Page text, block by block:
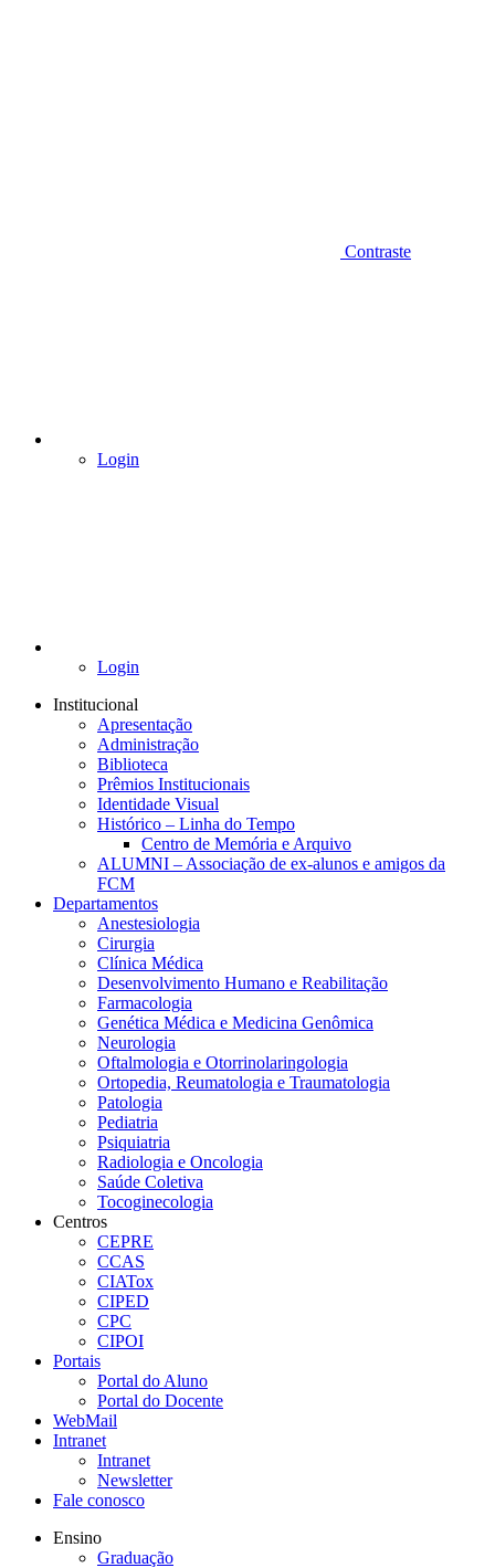
Contraste
Login
Login
Institucional
Apresentação
Administração
Biblioteca
Prêmios Institucionais
Identidade Visual
Histórico – Linha do Tempo
Centro de Memória e Arquivo
ALUMNI – Associação de ex-alunos e amigos da
FCM
Departamentos
Anestesiologia
Cirurgia
Clínica Médica
Desenvolvimento Humano e Reabilitação
Farmacologia
Genética Médica e Medicina Genômica
Neurologia
Oftalmologia e Otorrinolaringologia
Ortopedia, Reumatologia e Traumatologia
Patologia
Pediatria
Psiquiatria
Radiologia e Oncologia
Saúde Coletiva
Tocoginecologia
Centros
CEPRE
CCAS
CIATox
CIPED
CPC
CIPOI
Portais
Portal do Aluno
Portal do Docente
WebMail
Intranet
Intranet
Newsletter
Fale conosco
Ensino
Graduação